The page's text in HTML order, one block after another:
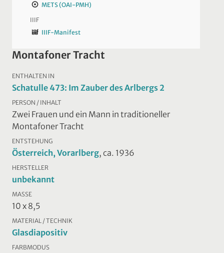
METS (OAI-PMH)
IIIF
IIIF-Manifest
Montafoner Tracht
ENTHALTEN IN
Schatulle 473: Im Zauber des Arlbergs 2
PERSON / INHALT
Zwei Frauen und ein Mann in traditioneller
Montafoner Tracht
ENTSTEHUNG
Österreich, Vorarlberg, ca. 1936
HERSTELLER
unbekannt
MASSE
10 x 8,5
MATERIAL / TECHNIK
Glasdiapositiv
FARBMODUS